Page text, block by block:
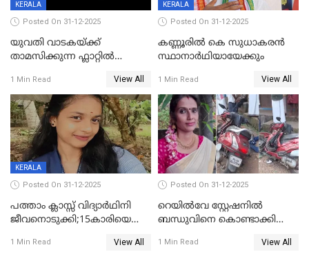
KERALA
Posted On 31-12-2025
യുവതി വാടകയ്ക്ക്
താമസിക്കുന്ന ഫ്ലാറ്റില്‍
സംഭവം കൈതപ്പൊയിലില്‍
1 Min Read View All
KERALA
Posted On 31-12-2025
കണ്ണൂരിൽ കെ സുധാകരൻ
സ്ഥാനാർഥിയായേക്കും
1 Min Read View All
KERALA
Posted On 31-12-2025
പത്താം ക്ലാസ്സ് വിദ്യാര്‍ഥിനി
ജീവനൊടുക്കി;15കാരിയെ
കിടപ്പുമുറിയില്‍ തൂങ്ങി മരിച്ച
1 Min Read View All
Posted On 31-12-2025
റെയിൽവേ സ്റ്റേഷനിൽ
ബന്ധുവിനെ കൊണ്ടാക്കി
ലോറി സ്കൂട്ടറിൽ ഇടിച്ചു :
1 Min Read View All